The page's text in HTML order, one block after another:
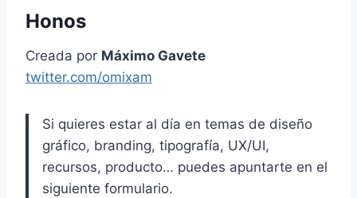
Honos
Creada por Máximo Gavete
twitter.com/omixam
Si quieres estar al día en temas de diseño
gráfico, branding, tipografía, UX/UI,
recursos, producto… puedes apuntarte en el
siguiente formulario.